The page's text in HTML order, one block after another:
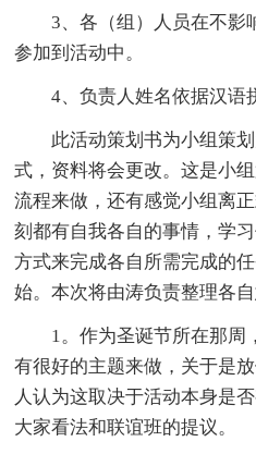
3、各（组）人员在不影
参加到活动中。
4、负责人姓名依据汉语拼
此活动策划书为小组策划
式，资料将会更改。这是小
流程来做，还有感觉小组离
刻都有自我各自的事情，学
方式来完成各自所需完成的
始。本次将由涛负责整理各自
1。作为圣诞节所在那周
有很好的主题来做，关于是
人认为这取决于活动本身是
大家看法和联谊班的提议。